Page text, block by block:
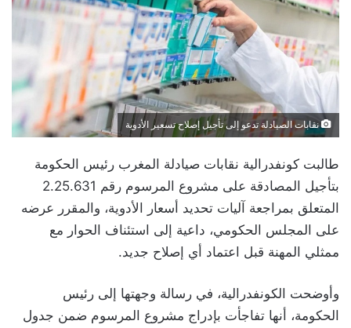
نقابات الصيادلة تدعو إلى تأجيل إصلاح تسعير الأدوية
طالبت كونفدرالية نقابات صيادلة المغرب رئيس الحكومة
بتأجيل المصادقة على مشروع المرسوم رقم 2.25.631
المتعلق بمراجعة آليات تحديد أسعار الأدوية، والمقرر عرضه
على المجلس الحكومي، داعية إلى استئناف الحوار مع
ممثلي المهنة قبل اعتماد أي إصلاح جديد.
وأوضحت الكونفدرالية، في رسالة وجهتها إلى رئيس
الحكومة، أنها تفاجأت بإدراج مشروع المرسوم ضمن جدول